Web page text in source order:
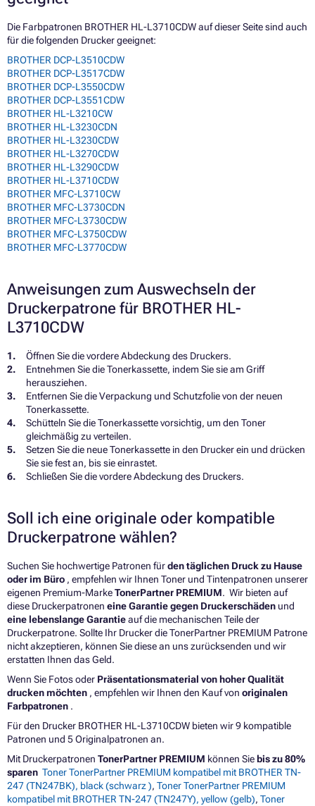
Die Farbpatronen BROTHER HL-L3710CDW auf dieser Seite sind auch
für die folgenden Drucker geeignet:
BROTHER DCP-L3510CDW
BROTHER DCP-L3517CDW
BROTHER DCP-L3550CDW
BROTHER DCP-L3551CDW
BROTHER HL-L3210CW
BROTHER HL-L3230CDN
BROTHER HL-L3230CDW
BROTHER HL-L3270CDW
BROTHER HL-L3290CDW
BROTHER HL-L3710CDW
BROTHER MFC-L3710CW
BROTHER MFC-L3730CDN
BROTHER MFC-L3730CDW
BROTHER MFC-L3750CDW
BROTHER MFC-L3770CDW
Anweisungen zum Auswechseln der
Druckerpatrone für BROTHER HL-
L3710CDW
Öffnen Sie die vordere Abdeckung des Druckers.
Entnehmen Sie die Tonerkassette, indem Sie sie am Griff
herausziehen.
Entfernen Sie die Verpackung und Schutzfolie von der neuen
Tonerkassette.
Schütteln Sie die Tonerkassette vorsichtig, um den Toner
gleichmäßig zu verteilen.
Setzen Sie die neue Tonerkassette in den Drucker ein und drücken
Sie sie fest an, bis sie einrastet.
Schließen Sie die vordere Abdeckung des Druckers.
Soll ich eine originale oder kompatible
Druckerpatrone wählen?
Suchen Sie hochwertige Patronen fürden täglichen Druck zu Hause
oder im Büro , empfehlen wir Ihnen Toner und Tintenpatronen unserer
eigenen Premium-MarkeTonerPartner PREMIUM. Wir bieten auf
diese Druckerpatronen eine Garantie gegen Druckerschäden und
eine lebenslange Garantieauf die mechanischen Teile der
Druckerpatrone. Sollte Ihr Drucker die TonerPartner PREMIUM Patrone
nicht akzeptieren, können Sie diese an uns zurücksenden und wir
erstatten Ihnen das Geld.
Wenn Sie Fotos oder Präsentationsmaterial von hoher Qualität
drucken möchten , empfehlen wir Ihnen den Kauf von originalen
Farbpatronen .
Für den Drucker BROTHER HL-L3710CDW bieten wir 9 kompatible
Patronen und 5 Originalpatronen an.
Mit Druckerpatronen TonerPartner PREMIUM können Sie bis zu 80%
sparen Toner TonerPartner PREMIUM kompatibel mit BROTHER TN-
247 (TN247BK), black (schwarz ), Toner TonerPartner PREMIUM
kompatibel mit BROTHER TN-247 (TN247Y), yellow (gelb), Toner